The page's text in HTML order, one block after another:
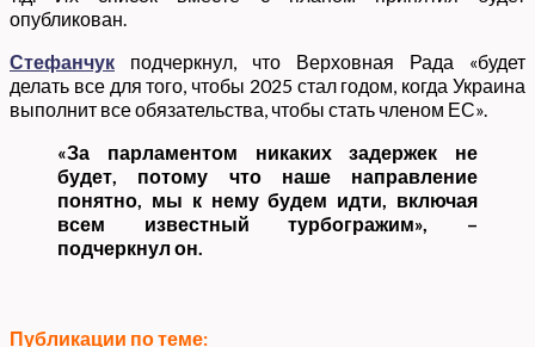
опубликован.
Стефанчук подчеркнул, что Верховная Рада «будет
делать все для того, чтобы 2025 стал годом, когда Украина
выполнит все обязательства, чтобы стать членом ЕС».
«За парламентом никаких задержек не
будет, потому что наше направление
понятно, мы к нему будем идти, включая
всем известный турбогражим», –
подчеркнул он.
Публикации по теме: